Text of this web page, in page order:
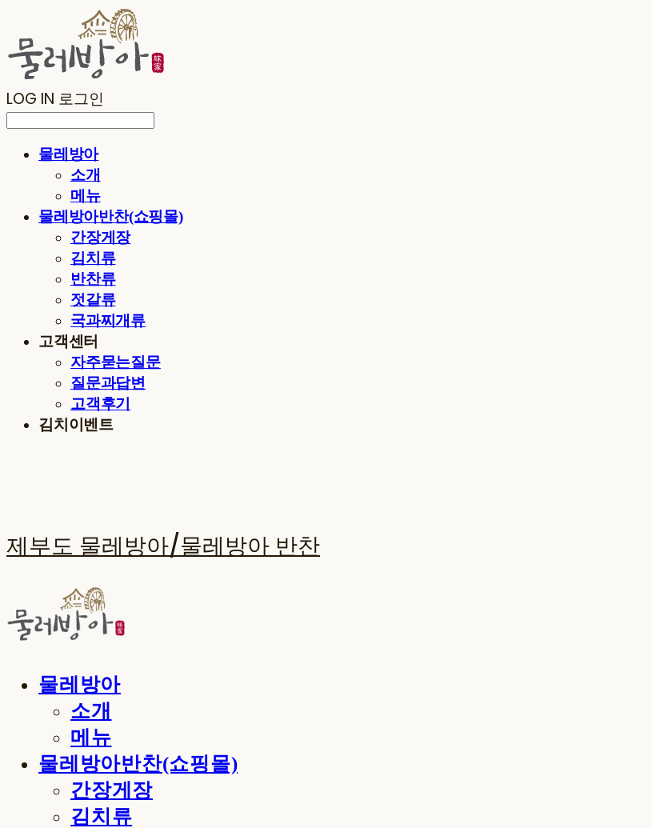
LOG IN 로그인
물레방아
소개
메뉴
물레방아반찬(쇼핑몰)
간장게장
김치류
반찬류
젓갈류
국과찌개류
고객센터
자주묻는질문
질문과답변
고객후기
김치이벤트
제부도 물레방아/물레방아 반찬
물레방아
소개
메뉴
물레방아반찬(쇼핑몰)
간장게장
김치류